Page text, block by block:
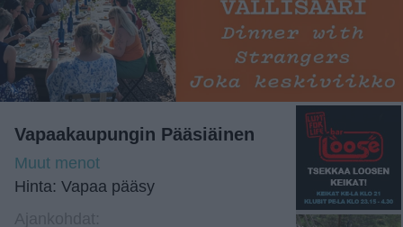
Vapaakaupungin Pääsiäinen
Muut menot
Hinta: Vapaa pääsy